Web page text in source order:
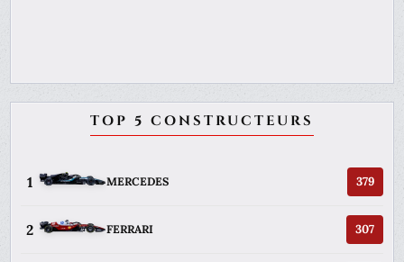
TOP 5 CONSTRUCTEURS
1 MERCEDES 379
2 FERRARI 307